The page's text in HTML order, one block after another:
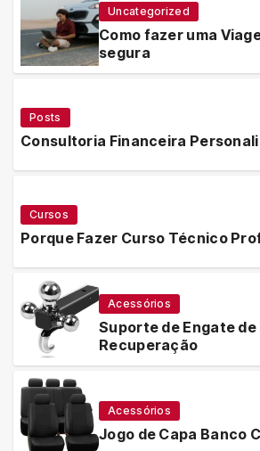
Uncategorized
Como fazer uma
segura
Posts
Consultoria Financeira
Cursos
Porque Fazer Curso Técnico
Acessórios
Suporte de Engate de
Recuperação
Acessórios
Jogo de Capa Banco